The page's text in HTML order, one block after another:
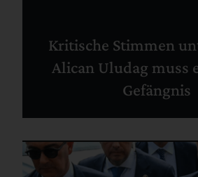
Kritische Stimmen
Alican Uludag muss
Gefängnis